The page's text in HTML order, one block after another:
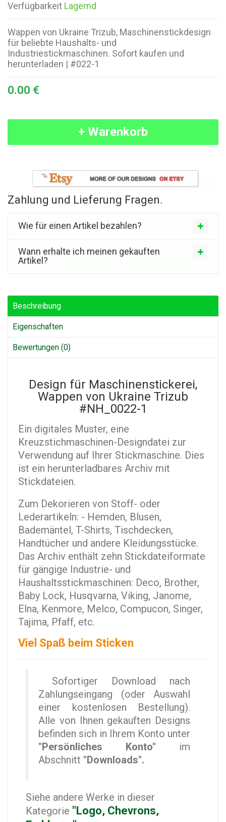
Verfügbarkeit Lagernd
Wappen von Ukraine Trizub, Maschinenstickdesign
für beliebte Haushalts- und
Industriestickmaschinen. Sofort kaufen und
herunterladen | #022-1
0.00 €
+ Warenkorb
Zahlung und Lieferung Fragen.
Wie für einen Artikel bezahlen?
Wann erhalte ich meinen gekauften
Artikel?
Beschreibung
Eigenschaften
Bewertungen (0)
Design für Maschinenstickerei,
Wappen von Ukraine Trizub
#NH_0022-1
Ein digitales Muster, eine
Kreuzstichmaschinen-Designdatei zur
Verwendung auf Ihrer Stickmaschine. Dies
ist ein herunterladbares Archiv mit
Stickdateien.
Zum Dekorieren von Stoff- oder
Lederartikeln: - Hemden, Blusen,
Bademäntel, T-Shirts, Tischdecken,
Handtücher und andere Kleidungsstücke.
Das Archiv enthält zehn Stickdateiformate
für gängige Industrie- und
Haushaltsstickmaschinen: Deco, Brother,
Baby Lock, Husqvarna, Viking, Janome,
Elna, Kenmore, Melco, Compucon, Singer,
Tajima, Pfaff, etc.
Viel Spaß beim Sticken
Sofortiger Download nach
Zahlungseingang (oder Auswahl
einer kostenlosen Bestellung).
Alle von Ihnen gekauften Designs
befinden sich in Ihrem Konto unter
"Persönliches Konto" im
Abschnitt "Downloads".
Siehe andere Werke in dieser
Kategorie "Logo, Chevrons,